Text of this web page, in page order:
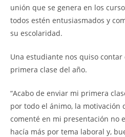
unión que se genera en los
todos estén entusiasmados y
su escolaridad.
Una estudiante nos quiso contar
primera clase del año.
“Acabo de enviar mi primera
por todo el ánimo, la motivación
comenté en mi presentación no
hacía más por tema laboral y,